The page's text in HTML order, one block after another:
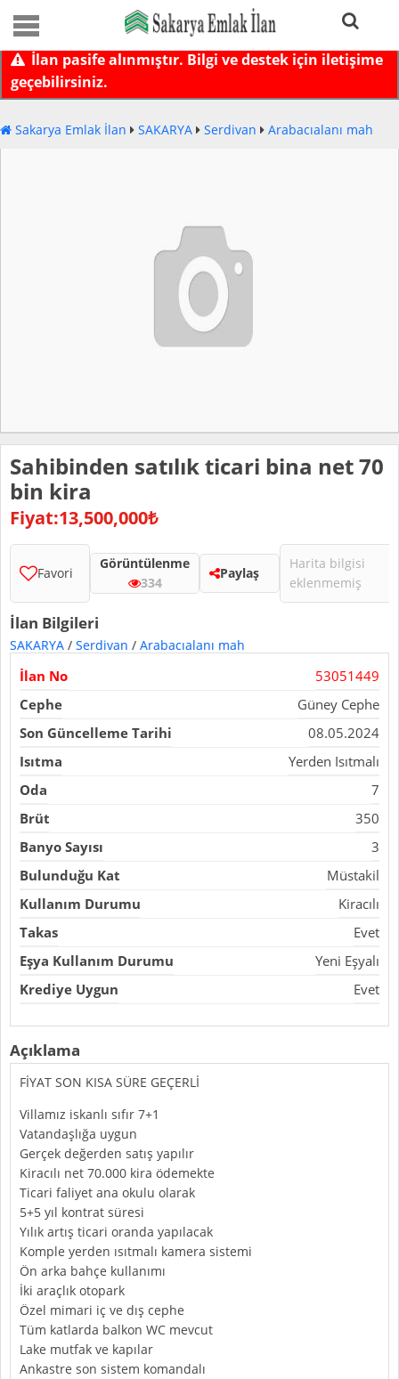
İlan pasife alınmıştır. Bilgi ve destek için iletişime
geçebilirsiniz.
Sakarya Emlak İlan SAKARYA Serdivan Arabacıalanı mah
Sahibinden satılık ticari bina net 70
bin kira
Fiyat:13,500,000₺
Favori
Görüntülenme
334
Paylaş
Harita bilgisi
eklenmemiş
İlan Bilgileri
SAKARYA / Serdivan / Arabacıalanı mah
İlan No
53051449
Cephe
Güney Cephe
Son Güncelleme Tarihi
08.05.2024
Isıtma
Yerden Isıtmalı
Oda
7
Brüt
350
Banyo Sayısı
3
Bulunduğu Kat
Müstakil
Kullanım Durumu
Kiracılı
Takas
Evet
Eşya Kullanım Durumu
Yeni Eşyalı
Krediye Uygun
Evet
Açıklama
FİYAT SON KISA SÜRE GEÇERLİ
Villamız iskanlı sıfır 7+1
Vatandaşlığa uygun
Gerçek değerden satış yapılır
Kiracılı net 70.000 kira ödemekte
Ticari faliyet ana okulu olarak
5+5 yıl kontrat süresi
Yılık artış ticari oranda yapılacak
Komple yerden ısıtmalı kamera sistemi
Ön arka bahçe kullanımı
İki araçlık otopark
Özel mimari iç ve dış cephe
Tüm katlarda balkon WC mevcut
Lake mutfak ve kapılar
Ankastre son sistem komandalı